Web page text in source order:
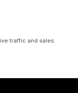
traffic and sales.